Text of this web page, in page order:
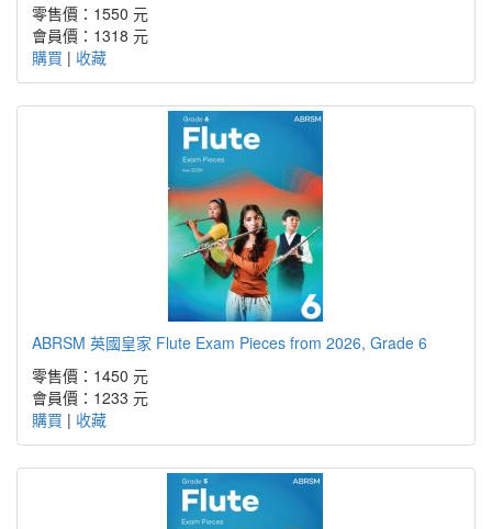
零售價：1550 元
會員價：1318 元
購買 | 收藏
ABRSM 英國皇家 Flute Exam Pieces from 2026, Grade 6
零售價：1450 元
會員價：1233 元
購買 | 收藏